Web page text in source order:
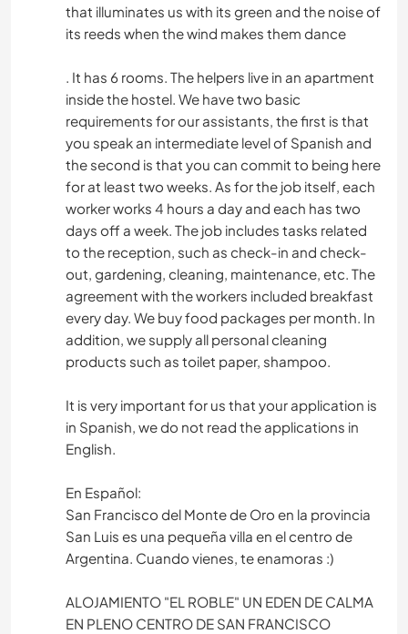
that illuminates us with its green and the noise of
its reeds when the wind makes them dance
. It has 6 rooms. The helpers live in an apartment
inside the hostel. We have two basic
requirements for our assistants, the first is that
you speak an intermediate level of Spanish and
the second is that you can commit to being here
for at least two weeks. As for the job itself, each
worker works 4 hours a day and each has two
days off a week. The job includes tasks related
to the reception, such as check-in and check-
out, gardening, cleaning, maintenance, etc. The
agreement with the workers included breakfast
every day. We buy food packages per month. In
addition, we supply all personal cleaning
products such as toilet paper, shampoo.
It is very important for us that your application is
in Spanish, we do not read the applications in
English.
En Español:
San Francisco del Monte de Oro en la provincia
San Luis es una pequeña villa en el centro de
Argentina. Cuando vienes, te enamoras :)
ALOJAMIENTO "EL ROBLE" UN EDEN DE CALMA
EN PLENO CENTRO DE SAN FRANCISCO